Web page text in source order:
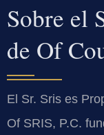
Sobre el
de Of
El Sr. Sris es
Of SRIS, P.C.